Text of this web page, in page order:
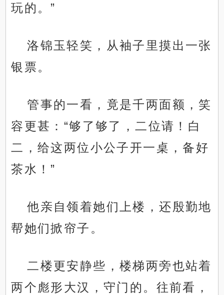
玩的。”
洛锦玉轻笑，从袖子里摸出一张
银票。
管事的一看，竟是千两面额，笑
容更甚：“够了够了，二位请！白
二，给这两位小公子开一桌，备好
茶水！”
他亲自领着她们上楼，还殷勤地
帮她们掀帘子。
二楼更安静些，楼梯两旁也站着
两个彪形大汉，守门的。往前看，